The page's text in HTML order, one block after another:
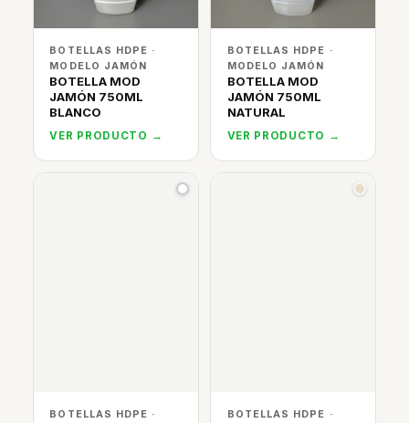
BOTELLAS HDPE ·
MODELO JAMÓN
BOTELLA MOD
JAMÓN 750ML
BLANCO
VER PRODUCTO →
BOTELLAS HDPE ·
MODELO JAMÓN
BOTELLA MOD
JAMÓN 750ML
NATURAL
VER PRODUCTO →
BOTELLAS HDPE ·
BOTELLAS HDPE ·